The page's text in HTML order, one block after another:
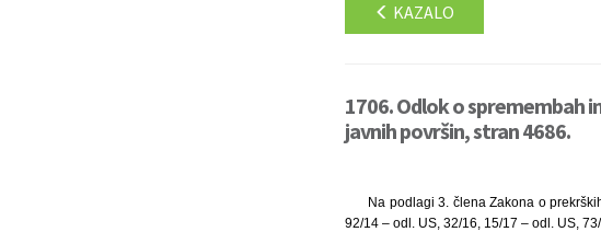
KAZALO
1706. Odlok o spremembah
javnih površin, stran 4686.
Na podlagi 3. člena Zakona o
92/14 – odl. US, 32/16, 15/17 – odl. US,